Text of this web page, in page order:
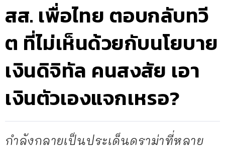
สส. เพื่อไทย ตอบกลับทวี
ต ที่ไม่เห็นด้วยกับนโยบาย
เงินดิจิทัล คนสงสัย เอา
เงินตัวเองแจกเหรอ?
กำลังกลายเป็นประเด็นดราม่าที่หลาย